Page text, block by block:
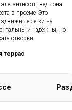
ведь она
в проеме. Это
сетки на
и надежны, но
створки.
террас